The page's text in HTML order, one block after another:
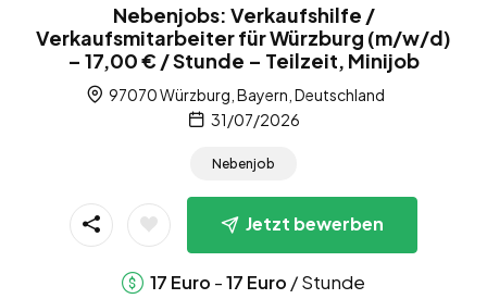
Nebenjobs: Verkaufshilfe /
Verkaufsmitarbeiter für Würzburg (m/w/d)
– 17,00 € / Stunde – Teilzeit, Minijob
97070 Würzburg, Bayern, Deutschland
31/07/2026
Nebenjob
Jetzt bewerben
17 Euro -17 Euro / Stunde